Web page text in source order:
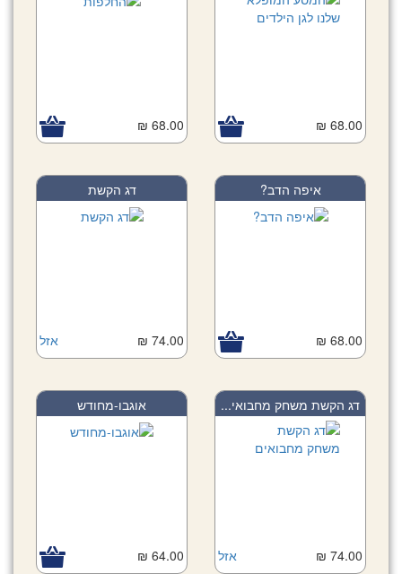
68.00 ₪
68.00 ₪
איפה הדב?
68.00 ₪
דג הקשת
אזל 74.00 ₪
דג הקשת משחק מחבואי...
אזל 74.00 ₪
אוגבו-מחודש
64.00 ₪